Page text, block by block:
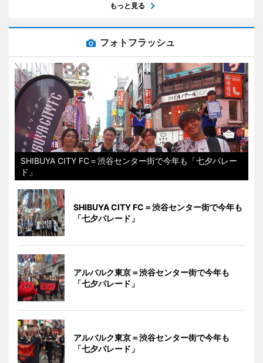
もっと見る
フォトフラッシュ
SHIBUYA CITY FC＝渋谷センター街で今年も「七夕パレー
ド」
SHIBUYA CITY FC＝渋谷センター街で今年も
「七夕パレード」
アルバルク東京＝渋谷センター街で今年も
「七夕パレード」
アルバルク東京＝渋谷センター街で今年も
「七夕パレード」